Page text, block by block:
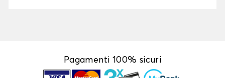
Pagamenti 100% sicuri